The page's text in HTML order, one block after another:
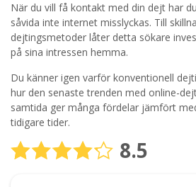
När du vill få kontakt med din dejt har
såvida inte internet misslyckas. Till
dejtingsmetoder låter detta sökare
på sina intressen hemma.
Du känner igen varför konventionell
hur den senaste trenden med online-
samtida ger många fördelar jämfört
tidigare tider.
8.5